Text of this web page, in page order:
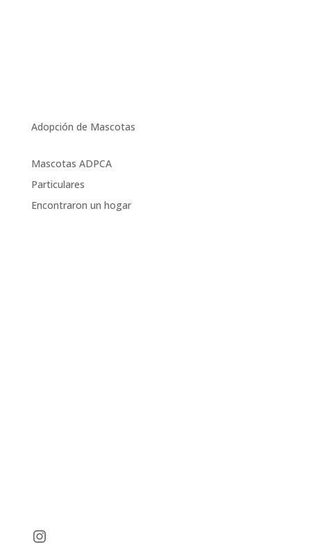
Adopción de Mascotas
Mascotas ADPCA
Particulares
Encontraron un hogar
Instagram